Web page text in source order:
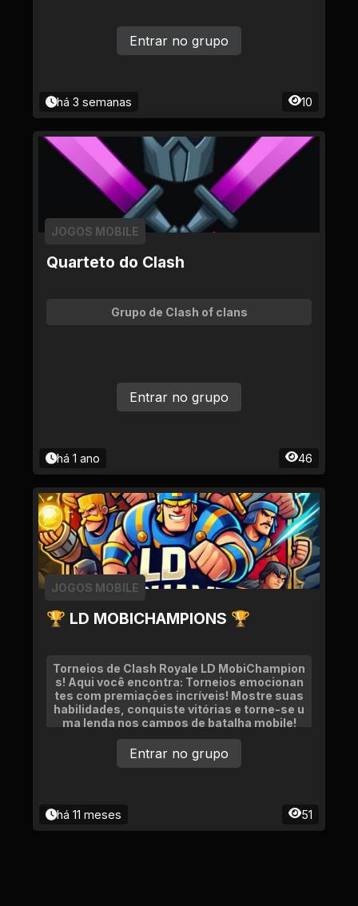
há 3 semanas 10
Entrar no grupo
Quarteto do Clash
JOGOS MOBILE
Grupo de Clash of clans
há 1 ano 46
Entrar no grupo
🏆 LD MOBICHAMPIONS 🏆
JOGOS MOBILE
Torneios de Clash Royale LD MobiChampion
s! Aqui você encontra: Torneios emocionan
tes com premiações incríveis! Mostre suas
habilidades, conquiste vitórias e torne-se u
ma lenda nos campos de batalha mobile!
há 11 meses 51
Entrar no grupo